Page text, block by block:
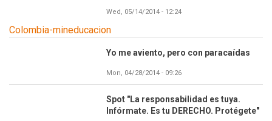
Wed, 05/14/2014 - 12:24
Colombia-mineducacion
Yo me aviento, pero con paracaídas
Mon, 04/28/2014 - 09:26
Spot "La responsabilidad es tuya.
Infórmate. Es tu DERECHO. Protégete"